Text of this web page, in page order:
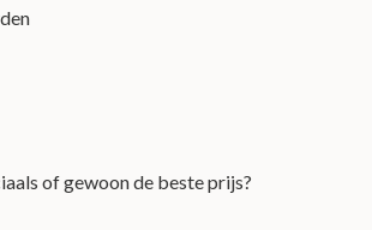
of gewoon de beste prijs?